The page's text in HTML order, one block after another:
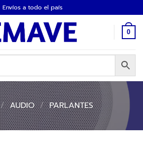
Envíos a todo el país
0
/ AUDIO / PARLANTES